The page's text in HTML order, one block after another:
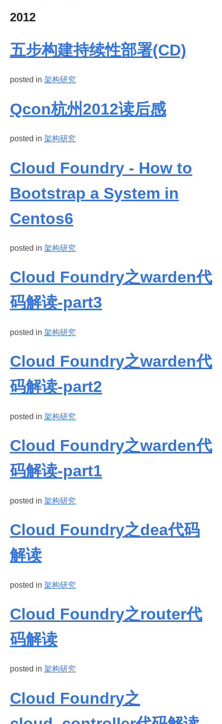
2012
五步构建持续性部署(CD)
posted in 架构研究
Qcon杭州2012读后感
posted in 架构研究
Cloud Foundry - How to
Bootstrap a System in
Centos6
posted in 架构研究
Cloud Foundry之warden代
码解读-part3
posted in 架构研究
Cloud Foundry之warden代
码解读-part2
posted in 架构研究
Cloud Foundry之warden代
码解读-part1
posted in 架构研究
Cloud Foundry之dea代码
解读
posted in 架构研究
Cloud Foundry之router代
码解读
posted in 架构研究
Cloud Foundry之